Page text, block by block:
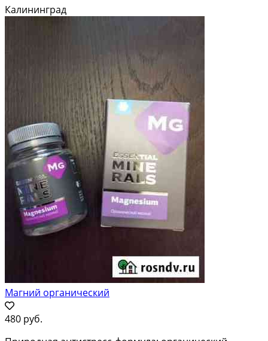
Калининград
Магний органический
480 руб.